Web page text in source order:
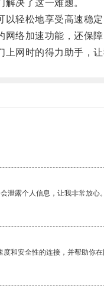
决了这一难题。
松地享受高速稳定
络加速功能，还保障
网时的得力助手，让
泄露个人信息，让我非常放心。
和安全性的连接，并帮助你在